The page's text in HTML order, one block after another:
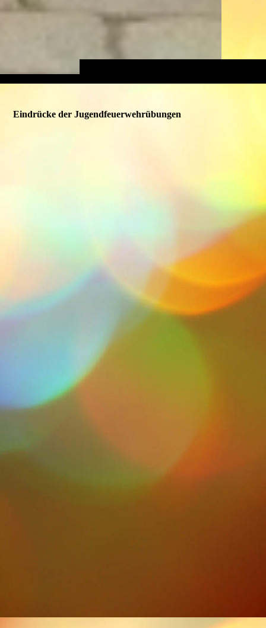
Eindrücke der Jugendfeuerwehrübungen